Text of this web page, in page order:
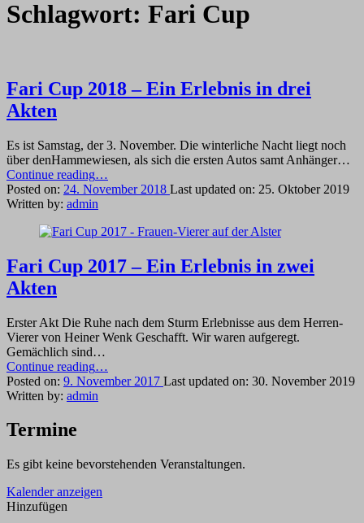
Schlagwort: Fari Cup
Fari Cup 2018 – Ein Erlebnis in drei
Akten
Es ist Samstag, der 3. November. Die winterliche Nacht liegt noch
über denHammewiesen, als sich die ersten Autos samt Anhänger…
Continue reading“Fari
Cup
2018
Ein
in
drei
…
Posted on: 24. November 2018 Last updated on: 25. Oktober 2019
Written by: admin
Fari Cup 2017 – Ein Erlebnis in zwei
Akten
Erster Akt Die Ruhe nach dem Sturm Erlebnisse aus dem Herren-
Vierer von Heiner Wenk Geschafft. Wir waren aufgeregt.
Gemächlich sind…
Continue reading“Fari
Cup
2017
zwei
…
Posted on: 9. November 2017 Last updated on: 30. November 2019
Written by: admin
Termine
Es gibt keine bevorstehenden Veranstaltungen.
Kalender anzeigen
Hinzufügen